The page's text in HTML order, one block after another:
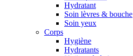
Hydratant
Soin lèvres & bouche
Soin yeux
Corps
Hygiène
Hydratants